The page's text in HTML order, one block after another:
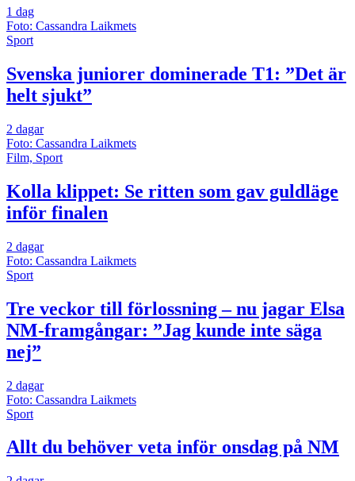
1 dag
Foto: Cassandra Laikmets
Sport
Svenska juniorer dominerade T1: ”Det är
helt sjukt”
2 dagar
Foto: Cassandra Laikmets
Film, Sport
Kolla klippet: Se ritten som gav guldläge
inför finalen
2 dagar
Foto: Cassandra Laikmets
Sport
Tre veckor till förlossning – nu jagar Elsa
NM-framgångar: ”Jag kunde inte säga
nej”
2 dagar
Foto: Cassandra Laikmets
Sport
Allt du behöver veta inför onsdag på NM